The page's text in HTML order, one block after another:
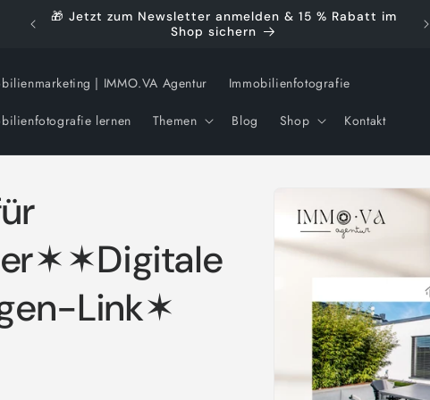
🎁 Jetzt zum Newsletter anmelden & 15 % Rabatt im
Shop sichern
| IMMO.VA Agentur Immobilienfotografie
lernen Themen Blog Shop Kontakt
Produktinformationen
springen
Link✶